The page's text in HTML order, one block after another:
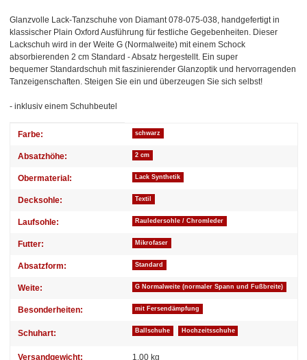
Glanzvolle Lack-Tanzschuhe von Diamant 078-075-038, handgefertigt in
klassischer Plain Oxford Ausführung für festliche Gegebenheiten. Dieser
Lackschuh wird in der Weite G (Normalweite) mit einem Schock
absorbierenden 2 cm Standard - Absatz hergestellt. Ein super
bequemer Standardschuh mit faszinierender Glanzoptik und hervorragenden
Tanzeigenschaften. Steigen Sie ein und überzeugen Sie sich selbst!
- inklusiv einem Schuhbeutel
Produkteigenschaft
Wert
Farbe: schwarz
Absatzhöhe: 2 cm
Obermaterial: Lack Synthetik
Decksohle: Textil
Laufsohle: Rauledersohle / Chromleder
Futter: Mikrofaser
Absatzform: Standard
Weite: G Normalweite (normaler Spann und Fußbreite)
Besonderheiten: mit Fersendämpfung
Schuhart: Ballschuhe Hochzeitsschuhe
Versandgewicht: 1,00 kg